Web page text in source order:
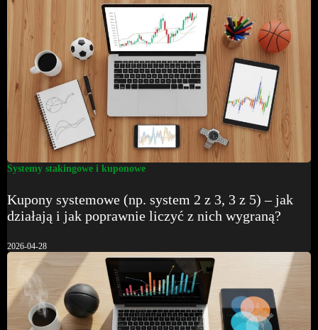
Systemy stakingowe i kuponowe
Kupony systemowe (np. system 2 z 3, 3 z 5) – jak
działają i jak poprawnie liczyć z nich wygraną?
2026-04-28